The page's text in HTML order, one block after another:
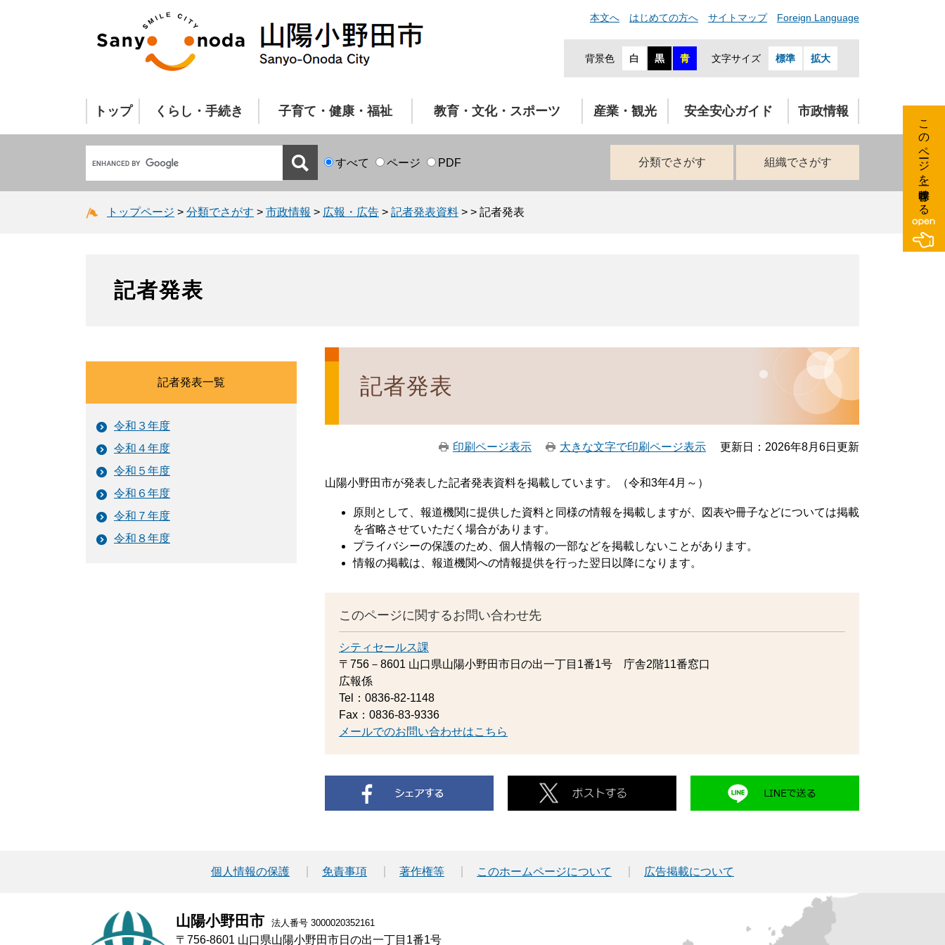
本文へ はじめての方へ サイトマップ Foreign Language
背景色 白 黒 青 文字サイズ 標準 拡大
トップ くらし・手続き 子育て・健康・福祉 教育・文化・スポーツ 産業・観光 安全安心ガイド 市政情報
すべて ページ PDF 分類でさがす 組織でさがす
トップページ > 分類でさがす > 市政情報 > 広報・広告 > 記者発表資料 > > 記者発表
記者発表
記者発表
印刷ページ表示 大きな文字で印刷ページ表示 更新日：2026年8月6日更新
山陽小野田市が発表した記者発表資料を掲載しています。（令和3年4月～）
原則として、報道機関に提供した資料と同様の情報を掲載しますが、図表や冊子などについては掲載
を省略させていただく場合があります。
プライバシーの保護のため、個人情報の一部などを掲載しないことがあります。
情報の掲載は、報道機関への情報提供を行った翌日以降になります。
このページに関するお問い合わせ先
シティセールス課
〒756－8601 山口県山陽小野田市日の出一丁目1番1号 庁舎2階11番窓口
広報係
Tel：0836-82-1148
Fax：0836-83-9336
メールでのお問い合わせはこちら
記者発表一覧
令和３年度
令和４年度
令和５年度
令和６年度
令和７年度
令和８年度
個人情報の保護 免責事項 著作権等 このホームページについて 広告掲載について
山陽小野田市 法人番号 3000020352161
〒756-8601 山口県山陽小野田市日の出一丁目1番1号
このページを一時保存する